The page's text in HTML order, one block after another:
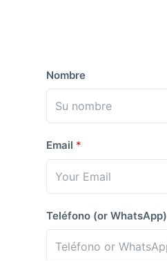
Nombre
Email *
Teléfono (or WhatsApp)